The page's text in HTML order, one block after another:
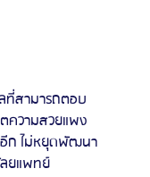
ที่สามารถตอบ
ความสวยแพง
อีก ไม่หยุดพัฒนา
ลยแพทย์